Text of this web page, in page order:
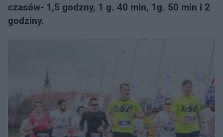
czasów- 1,5 godzny, 1 g. 40 min, 1g. 50 min i 2
godziny.